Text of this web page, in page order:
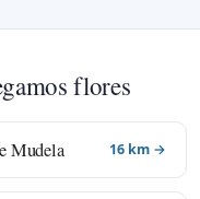
flores
Mudela 16 km →